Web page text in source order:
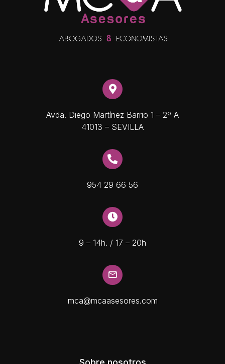
Avda. Diego Martínez Barrio 1 – 2º A
41013 – SEVILLA
954 29 66 56
9 – 14h. / 17 – 20h
mca@mcaasesores.com